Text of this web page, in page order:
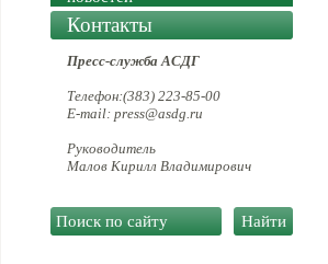
Контакты
Пресс-служба АСДГ
Телефон:(383) 223-85-00
E-mail: press@asdg.ru
Руководитель
Малов Кирилл Владимирович